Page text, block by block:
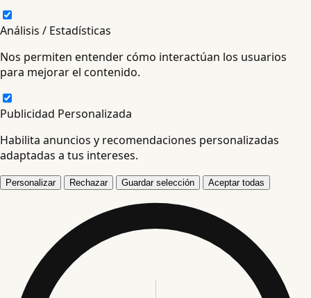
Análisis / Estadísticas
Nos permiten entender cómo interactúan los usuarios
para mejorar el contenido.
Publicidad Personalizada
Habilita anuncios y recomendaciones personalizadas
adaptadas a tus intereses.
Personalizar Rechazar Guardar selección Aceptar todas